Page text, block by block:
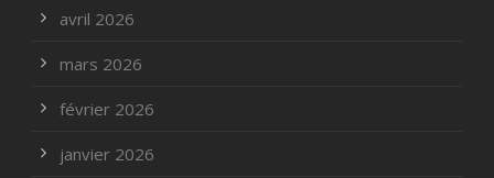
avril 2026
mars 2026
février 2026
janvier 2026